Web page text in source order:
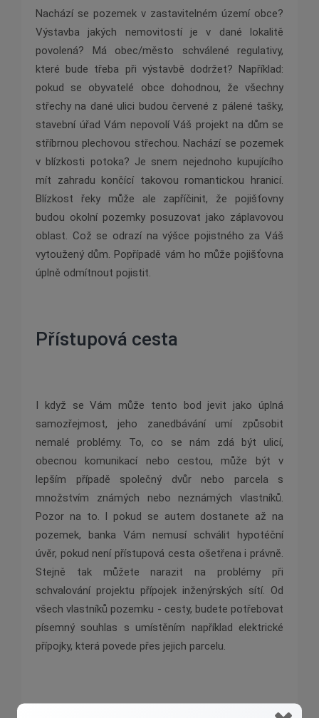
Nachází se pozemek v zastavitelném území obce?
Výstavba jakých nemovitostí je v dané lokalitě
povolená? Má obec/město schválené regulativy,
které bude třeba při výstavbě dodržet? Například:
pokud se obyvatelé obce dohodnou, že všechny
střechy na dané ulici budou červené z pálené tašky,
stavební úřad Vám nepovolí Váš projekt na dům se
stříbrnou plechovou střechou. Nachází se pozemek
v blízkosti potoka? Je snem nejednoho kupujícího
mít zahradu končící takovou romantickou hranicí.
Blízkost řeky může ale zapříčinit, že pojišťovny
budou okolní pozemky posuzovat jako záplavovou
oblast. Což se odrazí na výšce pojistného za Váš
vytoužený dům. Popřípadě vám ho může pojišťovna
úplně odmítnout pojistit.
Přístupová cesta
I když se Vám může tento bod jevit jako úplná
samozřejmost, jeho zanedbávání umí způsobit
nemalé problémy. To, co se nám zdá být ulicí,
obecnou komunikací nebo cestou, může být v
lepším případě společný dvůr nebo parcela s
množstvím známých nebo neznámých vlastníků.
Pozor na to. I pokud se autem dostanete až na
pozemek, banka Vám nemusí schválit hypotéční
úvěr, pokud není přístupová cesta ošetřena i právně.
Stejně tak můžete narazit na problémy při
schvalování projektu přípojek inženýrských sítí. Od
všech vlastníků pozemku - cesty, budete potřebovat
písemný souhlas s umístěním například elektrické
přípojky, která povede přes jejich parcelu.